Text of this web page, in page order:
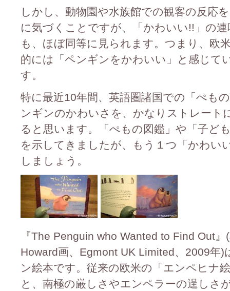
しかし、動物園や水族館での観客の反応
に気づくことですが、「かわいい!!」の
も、ほぼ同等に見られます。つまり、欧
的には「ペンギンをかわいい」と感じて
す。
特に最近10年間、英語圏諸国での「ぺも
ンギンのかわいさを、かなりストレート
ると思います。「ぺもの図鑑」や「子ど
を示してきましたが、もう１つ「かわい
しましょう。
『The Penguin who Wanted to Find Out
Howard画、Egmont UK Limited、2009年
ン絵本です。従来の欧米の「エンペヒナ
と、南極の厳しさやエンペラーの逞しさ